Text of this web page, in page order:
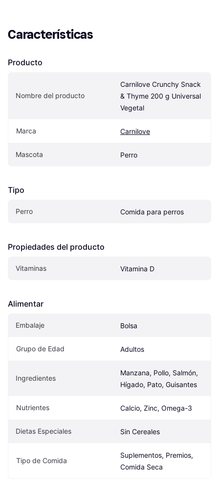
Características
Producto
Nombre del producto
Carnilove Crunchy Snack
& Thyme 200 g Universal
Vegetal
Marca Carnilove
Mascota Perro
Tipo
Perro Comida para perros
Propiedades del producto
Vitaminas Vitamina D
Alimentar
Embalaje Bolsa
Grupo de Edad Adultos
Ingredientes
Manzana, Pollo, Salmón,
Hígado, Pato, Guisantes
Nutrientes Calcio, Zinc, Omega-3
Dietas Especiales Sin Cereales
Tipo de Comida
Suplementos, Premios,
Comida Seca